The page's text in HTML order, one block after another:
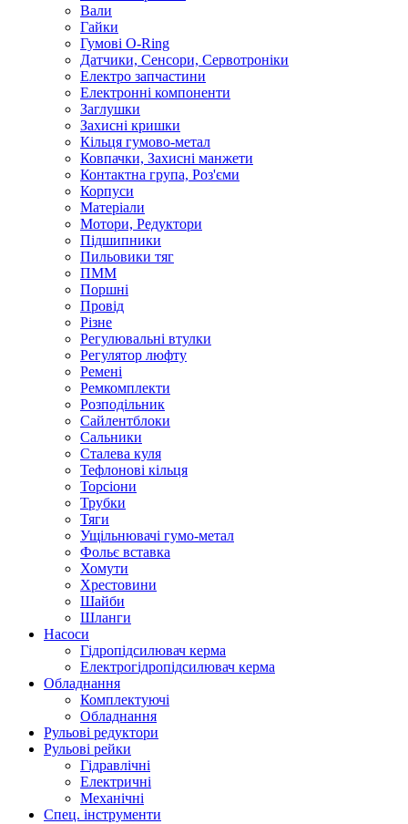
Вали
Гайки
Гумові O-Ring
Датчики, Сенсори, Сервотроніки
Електро запчастини
Електронні компоненти
Заглушки
Захисні кришки
Кільця гумово-метал
Ковпачки, Захисні манжети
Контактна група, Роз'єми
Корпуси
Матеріали
Мотори, Редуктори
Підшипники
Пильовики тяг
ПММ
Поршні
Провід
Різне
Регулювальні втулки
Регулятор люфту
Ремені
Ремкомплекти
Розподільник
Сайлентблоки
Сальники
Сталева куля
Тефлонові кільця
Торсіони
Трубки
Тяги
Ущільнювачі гумо-метал
Фольє вставка
Хомути
Хрестовини
Шайби
Шланги
Насоси
Гідропідсилювач керма
Електрогідропідсилювач керма
Обладнання
Комплектуючі
Обладнання
Рульові редуктори
Рульові рейки
Гідравлічні
Електричні
Механічні
Спец. інструменти